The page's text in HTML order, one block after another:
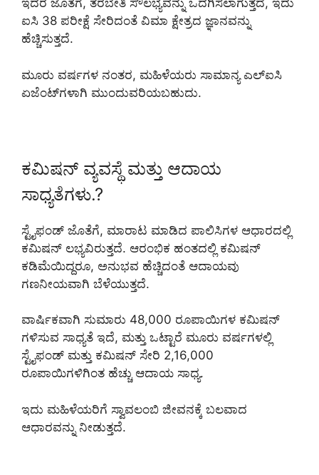
ಇದರ ಜೊತೆಗೆ, ತರಬೇತಿ ಸೌಲಭ್ಯವನ್ನು ಒದಗಿಸಲಾಗುತ್ತದೆ, ಇದು
ಐಸಿ 38 ಪರೀಕ್ಷೆ ಸೇರಿದಂತೆ ವಿಮಾ ಕ್ಷೇತ್ರದ ಜ್ಞಾನವನ್ನು
ಹೆಚ್ಚಿಸುತ್ತದೆ.
ಮೂರು ವರ್ಷಗಳ ನಂತರ, ಮಹಿಳೆಯರು ಸಾಮಾನ್ಯ ಎಲ್‌ಐಸಿ
ಏಜೆಂಟ್‌ಗಳಾಗಿ ಮುಂದುವರಿಯಬಹುದು.
ಕಮಿಷನ್ ವ್ಯವಸ್ಥೆ ಮತ್ತು ಆದಾಯ
ಸಾಧ್ಯತೆಗಳು.?
ಸ್ಟೈಫಂಡ್ ಜೊತೆಗೆ, ಮಾರಾಟ ಮಾಡಿದ ಪಾಲಿಸಿಗಳ ಆಧಾರದಲ್ಲಿ
ಕಮಿಷನ್ ಲಭ್ಯವಿರುತ್ತದೆ. ಆರಂಭಿಕ ಹಂತದಲ್ಲಿ ಕಮಿಷನ್
ಕಡಿಮೆಯಿದ್ದರೂ, ಅನುಭವ ಹೆಚ್ಚಿದಂತೆ ಆದಾಯವು
ಗಣನೀಯವಾಗಿ ಬೆಳೆಯುತ್ತದೆ.
ವಾರ್ಷಿಕವಾಗಿ ಸುಮಾರು 48,000 ರೂಪಾಯಿಗಳ ಕಮಿಷನ್
ಗಳಿಸುವ ಸಾಧ್ಯತೆ ಇದೆ, ಮತ್ತು ಒಟ್ಟಾರೆ ಮೂರು ವರ್ಷಗಳಲ್ಲಿ
ಸ್ಟೈಫಂಡ್ ಮತ್ತು ಕಮಿಷನ್ ಸೇರಿ 2,16,000
ರೂಪಾಯಿಗಳಿಗಿಂತ ಹೆಚ್ಚು ಆದಾಯ ಸಾಧ್ಯ.
ಇದು ಮಹಿಳೆಯರಿಗೆ ಸ್ವಾವಲಂಬಿ ಜೀವನಕ್ಕೆ ಬಲವಾದ
ಆಧಾರವನ್ನು ನೀಡುತ್ತದೆ.